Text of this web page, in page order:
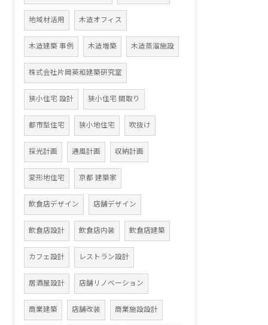
地域材活用 木造オフィス
木造建築 事例 木造増築 木造蒸溜施設
株式会社片岡英和建築研究室
狭小住宅 設計 狭小住宅 間取り
都市型住宅 狭小地住宅 吹抜け
採光計画 通風計画 収納計画
変形地住宅 京都 建築家
飲食店デザイン 店舗デザイン
飲食店設計 飲食店内装 飲食店建築
カフェ設計 レストラン設計
居酒屋設計 店舗リノベーション
商業建築 店舗改装 商業施設設計